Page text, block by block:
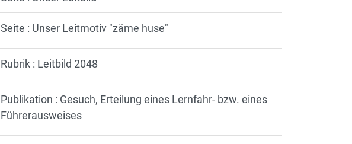
Seite : Unser Leitmotiv "zäme huse"
Rubrik : Leitbild 2048
Publikation : Gesuch, Erteilung eines Lernfahr- bzw. eines
Führerausweises